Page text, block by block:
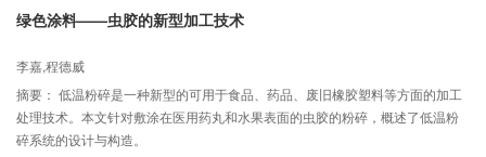
绿色涂料——虫胶的新型加工技术
李嘉,程德威
摘要： 低温粉碎是一种新型的可用于食品、药品、废旧橡胶塑料等方面的加工
处理技术。本文针对敷涂在医用药丸和水果表面的虫胶的粉碎，概述了低温粉
碎系统的设计与构造。